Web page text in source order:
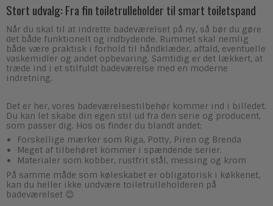
Stort udvalg: Fra fin toiletrulleholder til smart toiletspand
Når du skal til at indrette badeværelset på ny, så bør du gøre
det både funktionelt og indbydende. Rummet skal nemlig
både være praktisk i forhold til håndklæder, affald, eventuelle
vaskemidler og andet opbevaring. Samtidig er det lækkert, at
træde ind i et stilfuldt badeværelse med en moderne
indretning.
Det er her, vores badeværelsestilbehør kommer ind i billedet.
Du kan let skabe din egen stil ud fra den serie og producent,
som passer dig. Hos os finder du blandt andet:
Forskellige mærker som Riga, Potty, Piren og Brenda
Meget af tilbehøret kommer i spændende serier.
Materialer som kobber, rustfrit stål, messing og krom
På samme måde som køleskabet er obligatorisk i køkkenet,
kan du heller ikke undvære toiletrulleholderen på
badeværelset 😊